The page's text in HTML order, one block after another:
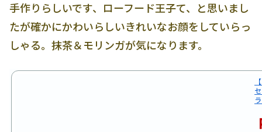
手作りらしいです、ローフード王子て、と思いまし
たが確かにかわいらしいきれいなお顔をしていらっ
しゃる。抹茶＆モリンガが気になります。